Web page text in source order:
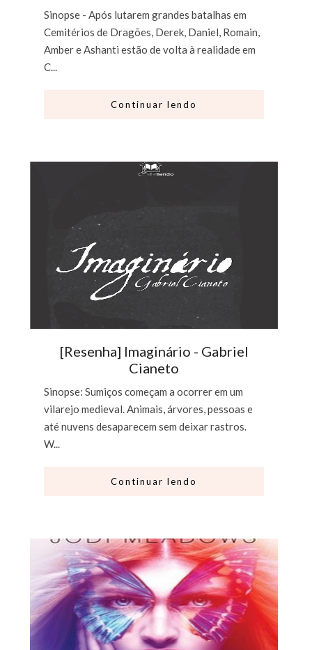
Sinopse - Após lutarem grandes batalhas em
Cemitérios de Dragões, Derek, Daniel, Romain,
Amber e Ashanti estão de volta à realidade em
C...
Continuar lendo
[Resenha] Imaginário - Gabriel
Cianeto
Sinopse: Sumiços começam a ocorrer em um
vilarejo medieval. Animais, árvores, pessoas e
até nuvens desaparecem sem deixar rastros.
W...
Continuar lendo